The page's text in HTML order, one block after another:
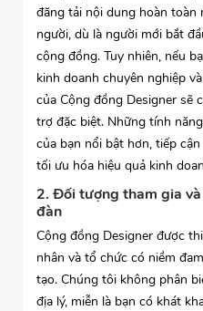
đăng tải nội dung hoàn
người, dù là người mới bắt
cộng đồng. Tuy nhiên, nếu
kinh doanh chuyên nghiệp
của Cộng đồng Designer sẽ
trợ đặc biệt. Những tính
của bạn nổi bật hơn, tiếp
tối ưu hóa hiệu quả kinh
2. Đối tượng tham gia
đàn
Cộng đồng Designer được
nhân và tổ chức có niềm
tạo. Chúng tôi không phân
địa lý, miễn là bạn có khát